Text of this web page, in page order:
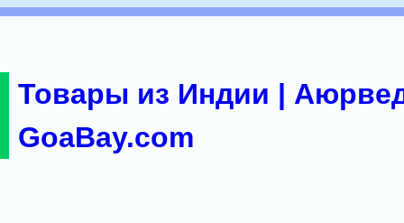
Товары из Индии |
GoaBay.com